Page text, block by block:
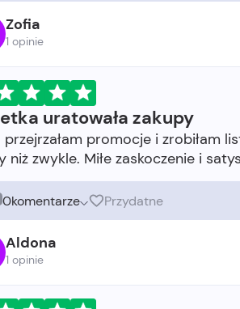
Zofia
1 opinie
uratowała zakupy
przejrzałam promocje i zrobiłam
0komentarze Przydatne
Aldona
1 opinie